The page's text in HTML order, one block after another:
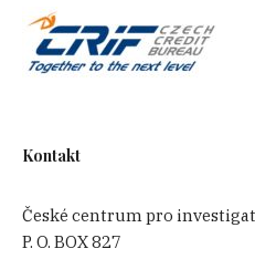
Kontakt
České centrum pro
P. O. BOX 827